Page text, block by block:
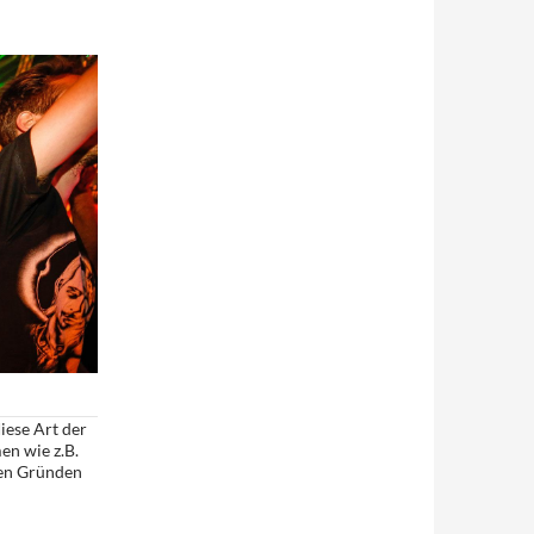
Art der
wie z.B.
Gründen